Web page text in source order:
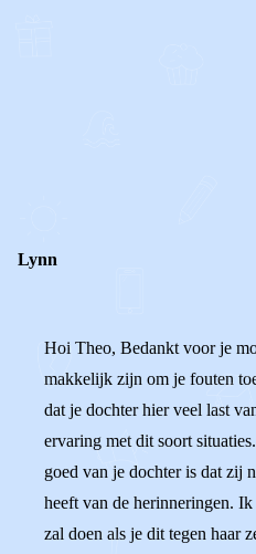
Lynn
Hoi Theo, Bedankt voor je
makkelijk zijn om je fouten
dat je dochter hier veel last
ervaring met dit soort
goed van je dochter is dat zij
heeft van de herinneringen.
zal doen als je dit tegen haar